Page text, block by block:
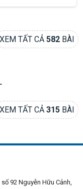
XEM TẤT CẢ582 BÀI
XEM TẤT CẢ315 BÀI
92 Nguyễn Hữu Cảnh,